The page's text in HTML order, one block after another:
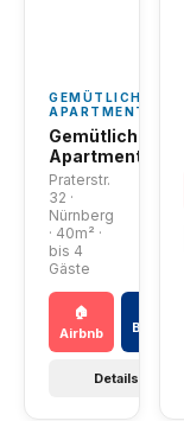
GEMÜTLICHES
APARTMENT
Gemütliches
Apartment
Praterstr.
32 ·
Nürnberg
· 40m² ·
bis 4
Gäste
🏠
Airbnb
Booking
Details →